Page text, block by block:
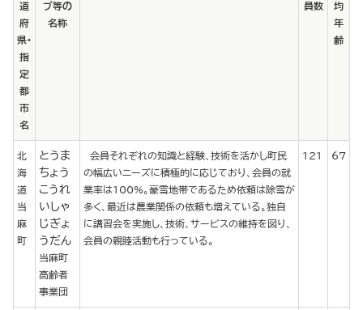
道
府
県・
指
定
都
市
名
プ等の
名称
員数
均
年
齢
北
海
道
当
麻
町
とうま
ちょう
こうれ
いしゃ
じぎょ
うだん
当麻町
高齢者
事業団
会員それぞれの知識と経験、技術を活かし町民
の幅広いニーズに積極的に応じており、会員の就
業率は100%。豪雪地帯であるため依頼は除雪が
多く、最近は農業関係の依頼も増えている。独自
に講習会を実施し、技術、サービスの維持を図り、
会員の親睦活動も行っている。
121 67